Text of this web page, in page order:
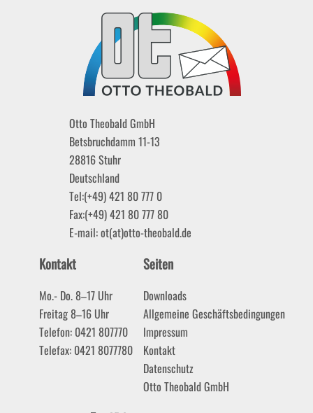
Otto Theobald GmbH
Betsbruchdamm 11-13
28816Stuhr
Deutschland
Tel:(+49) 421 80 777 0
Fax:(+49) 421 80 777 80
E-mail:ot(at)otto-theobald.de
Kontakt
Mo.- Do. 8–17 Uhr
Freitag 8–16 Uhr
Telefon: 0421 807770
Telefax: 0421 8077780
Seiten
Downloads
Allgemeine Geschäftsbedingungen
Impressum
Kontakt
Datenschutz
Otto Theobald GmbH